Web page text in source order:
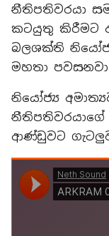
නීතිපතිවරයා
කටයුතු කිරීමට
බලශක්ති
මහතා
නියෝජ්‍ය
නීතිපතිවරයාගේ
ආණ්ඩුවට